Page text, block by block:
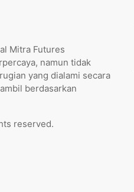
Mitra Futures
namun tidak
yang dialami secara
berdasarkan
reserved.